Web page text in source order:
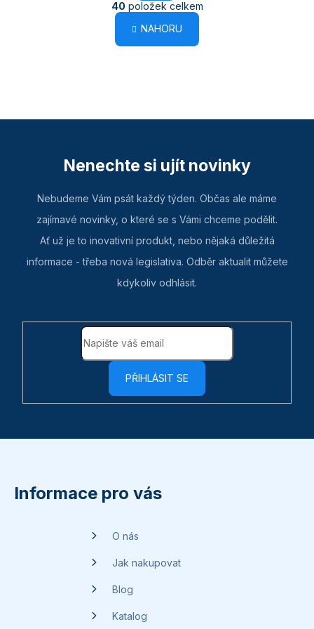
O
v
l
c
p
r
v
k
y
v
ý
p
s
u
40 položek celkem
NAHORU
Nenechte si ujít novinky
Nebudeme Vám psát každý týden. Občas ale máme
zajímavé novinky, o které se s Vámi chceme podělit.
Ať už je to inovativní produkt, nebo nějaká důležitá
informace - třeba nová legislativa. Odběr aktualit můžete
kdykoliv odhlásit.
PŘIHLÁSIT SE
Informace pro vás
O nás
Jak nakupovat
Blog
Katalog